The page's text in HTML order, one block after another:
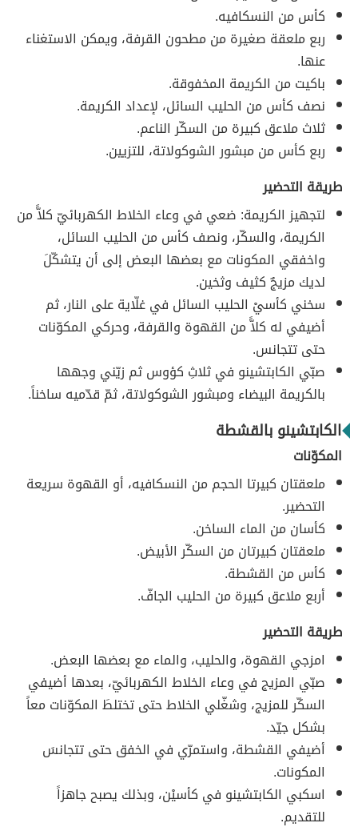
كأس من النسكافيه.
ربع ملعقة صغيرة من مطحون القرفة، ويمكن الاستغناء
عنها.
باكيت من الكريمة المخفوقة.
نصف كأس من الحليب السائل، لإعداد الكريمة.
ثلاث ملاعق كبيرة من السكّر الناعم.
ربع كأس من مبشور الشوكولاتة، للتزيين.
طريقة التحضير
لتجهيز الكريمة: ضعي في وعاء الخلاط الكهربائيّ كلاًّ من
الكريمة، والسكّر، ونصف كأس من الحليب السائل،
واخفقي المكونات مع بعضها البعض إلى أن يتشكّلَ
لديك مزيجٌ كثيف وثخين.
سخني كأسيْ الحليب السائل في غلّاية على النار، ثم
أضيفي له كلاًّ من القهوة والقرفة، وحركي المكوّنات
حتى تتجانس.
صبّي الكابتشينو في ثلاثِ كؤوس ثم زيّني وجهها
بالكريمة البيضاء ومبشور الشوكولاتة، ثمّ قدّميه ساخناً.
الكابتشينو بالقشطة
المكوّنات
ملعقتان كبيرتا الحجم من النسكافيه، أو القهوة سريعة
التحضير.
كأسان من الماء الساخن.
ملعقتان كبيرتان من السكّر الأبيض.
كأس من القشطة.
أربع ملاعق كبيرة من الحليب الجافّ.
طريقة التحضير
امزجي القهوة، والحليب، والماء مع بعضها البعض.
صبّي المزيج في وعاء الخلاط الكهربائيّ، بعدها أضيفي
السكّر للمزيج، وشغّلي الخلاط حتى تختلطَ المكوّنات معاً
بشكل جيّد.
أضيفي القشطة، واستمرّي في الخفق حتى تتجانسَ
المكونات.
اسكبي الكابتشينو في كأسيْن، وبذلك يصبح جاهزاً
للتقديم.